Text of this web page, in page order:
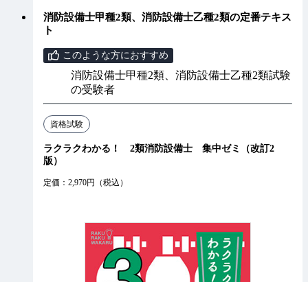
消防設備士甲種2類、消防設備士乙種2類の定番テキス
ト
このような方におすすめ
消防設備士甲種2類、消防設備士乙種2類試験
の受験者
資格試験
ラクラクわかる！ 2類消防設備士 集中ゼミ（改訂2
版）
定価：2,970円（税込）